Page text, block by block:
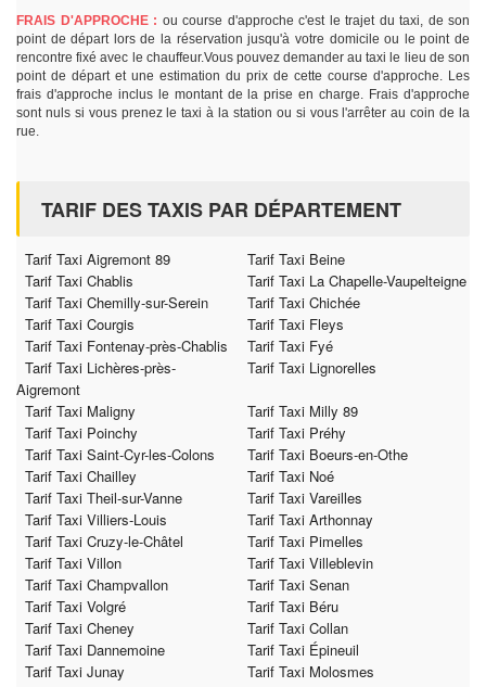
FRAIS D'APPROCHE : ou course d'approche c'est le trajet du taxi, de son
point de départ lors de la réservation jusqu'à votre domicile ou le point de
rencontre fixé avec le chauffeur.Vous pouvez demander au taxi le lieu de son
point de départ et une estimation du prix de cette course d'approche. Les
frais d'approche inclus le montant de la prise en charge. Frais d'approche
sont nuls si vous prenez le taxi à la station ou si vous l'arrêter au coin de la
rue.
TARIF DES TAXIS PAR DÉPARTEMENT
Tarif Taxi Aigremont 89
Tarif Taxi Beine
Tarif Taxi Chablis
Tarif Taxi La Chapelle-Vaupelteigne
Tarif Taxi Chemilly-sur-Serein
Tarif Taxi Chichée
Tarif Taxi Courgis
Tarif Taxi Fleys
Tarif Taxi Fontenay-près-Chablis
Tarif Taxi Fyé
Tarif Taxi Lichères-près-
Aigremont
Tarif Taxi Lignorelles
Tarif Taxi Maligny
Tarif Taxi Milly 89
Tarif Taxi Poinchy
Tarif Taxi Préhy
Tarif Taxi Saint-Cyr-les-Colons
Tarif Taxi Boeurs-en-Othe
Tarif Taxi Chailley
Tarif Taxi Noé
Tarif Taxi Theil-sur-Vanne
Tarif Taxi Vareilles
Tarif Taxi Villiers-Louis
Tarif Taxi Arthonnay
Tarif Taxi Cruzy-le-Châtel
Tarif Taxi Pimelles
Tarif Taxi Villon
Tarif Taxi Villeblevin
Tarif Taxi Champvallon
Tarif Taxi Senan
Tarif Taxi Volgré
Tarif Taxi Béru
Tarif Taxi Cheney
Tarif Taxi Collan
Tarif Taxi Dannemoine
Tarif Taxi Épineuil
Tarif Taxi Junay
Tarif Taxi Molosmes